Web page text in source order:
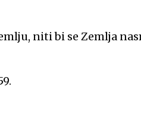
niti bi se Zemlja